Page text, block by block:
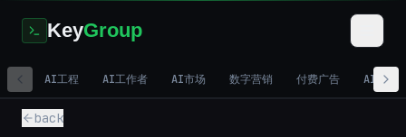
KeyGroup
AI工程 AI工作者 AI市场 数字营销 付费广告 AI视频
back